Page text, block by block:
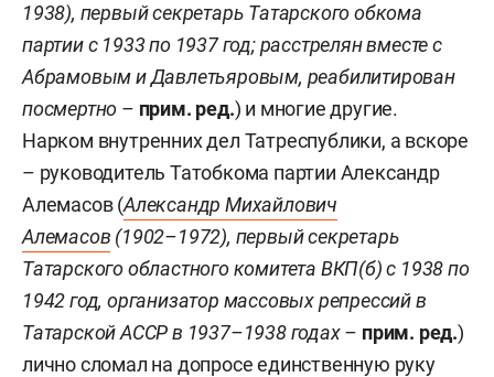
1938), первый секретарь Татарского обкома
партии с 1933 по 1937 год; расстрелян вместе с
Абрамовым и Давлетьяровым, реабилитирован
посмертно – прим. ред.) и многие другие.
Нарком внутренних дел Татреспублики, а вскоре
– руководитель Татобкома партии Александр
Алемасов (Александр Михайлович
Алемасов (1902–1972), первый секретарь
Татарского областного комитета ВКП(б) с 1938 по
1942 год, организатор массовых репрессий в
Татарской АССР в 1937–1938 годах – прим. ред.)
лично сломал на допросе единственную руку